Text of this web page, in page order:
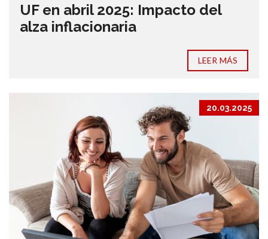
UF en abril 2025: Impacto del
alza inflacionaria
LEER MÁS
20.03.2025